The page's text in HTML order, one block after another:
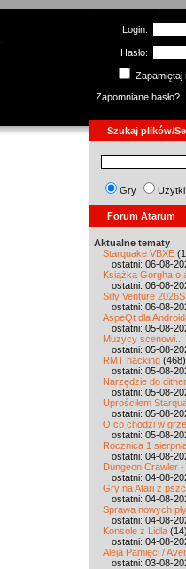
Login:
Hasło:
Zapamiętaj
Zapomniane hasło?
Szukaj plików/
Gry Użytki
Forum Atarum
Aktualne tematy
Starquake VBXE
ostatni: 06-08-
Książka Gorgha o
ostatni: 06-08-
Silly Venture
ostatni: 06-08-
AspeQt dla
ostatni: 05-08-
Muzycy scenowi...
ostatni: 05-08-
RMT hacking (468)
ostatni: 05-08-
Narzędzie do
ostatni: 05-08-
Uprościłem
ostatni: 05-08-
O co chodzi w
ostatni: 05-08-
Rocznica 1
ostatni: 04-08-
Dungeon Crawler -
ostatni: 04-08-
Gry na Atari z
ostatni: 04-08-
Sprawa nowych
ostatni: 04-08-
Konsole z Lidla (14)
ostatni: 04-08-
Aleja Pamięci /
ostatni: 03-08-